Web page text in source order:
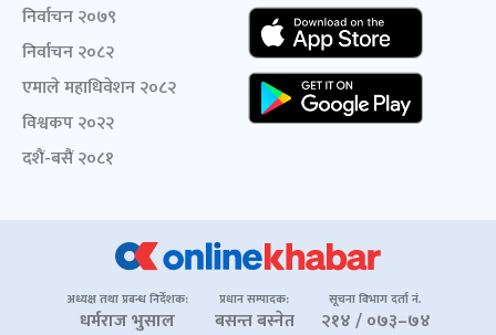
निर्वाचन २०७९
निर्वाचन २०८२
एमाले महाधिवेशन २०८२
विश्वकप २०२२
दशैं-बसैं २०८१
अध्यक्ष तथा प्रबन्ध निर्देशक:
धर्मराज भुसाल
प्रधान सम्पादक:
बसन्त बस्नेत
सूचना विभाग दर्ता नं.
२१४ / ०७३–७४